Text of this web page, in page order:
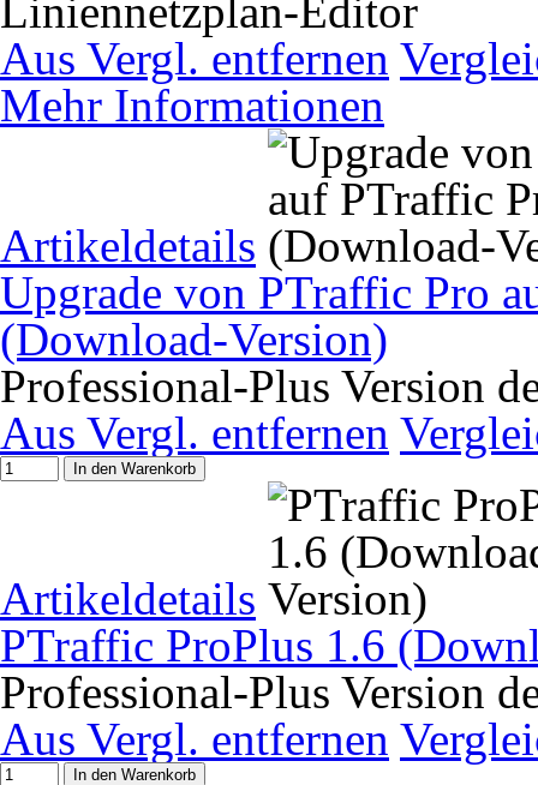
Liniennetzplan-Editor
Aus Vergl. entfernen
Mehr Informationen
Artikeldetails
Upgrade von PTraffic Pro
(Download-Version)
Professional-Plus Version
Aus Vergl. entfernen
In den Warenkorb
Artikeldetails
PTraffic ProPlus 1.6
Professional-Plus Version
Aus Vergl. entfernen
In den Warenkorb